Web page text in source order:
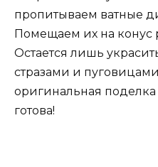
пропитываем ватные
Помещаем их на конус
Остается лишь
стразами и
оригинальная
готова!